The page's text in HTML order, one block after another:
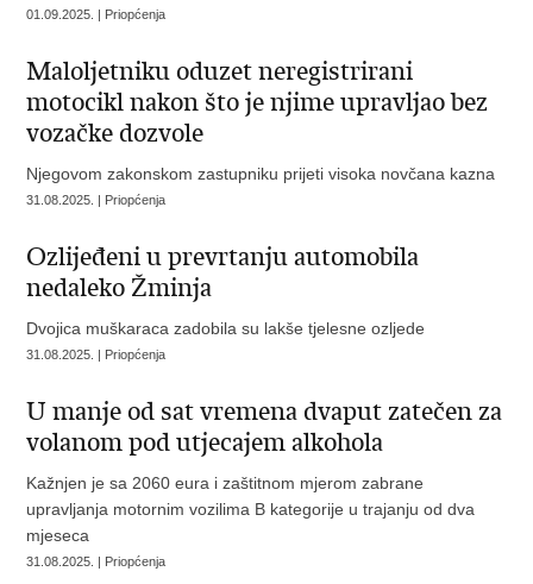
01.09.2025. | Priopćenja
Maloljetniku oduzet neregistrirani
motocikl nakon što je njime upravljao bez
vozačke dozvole
Njegovom zakonskom zastupniku prijeti visoka novčana kazna
31.08.2025. | Priopćenja
Ozlijeđeni u prevrtanju automobila
nedaleko Žminja
Dvojica muškaraca zadobila su lakše tjelesne ozljede
31.08.2025. | Priopćenja
U manje od sat vremena dvaput zatečen za
volanom pod utjecajem alkohola
Kažnjen je sa 2060 eura i zaštitnom mjerom zabrane
upravljanja motornim vozilima B kategorije u trajanju od dva
mjeseca
31.08.2025. | Priopćenja